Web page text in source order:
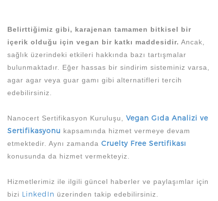
Belirttiğimiz gibi, karajenan tamamen bitkisel bir
içerik olduğu için vegan bir katkı maddesidir. Ancak,
sağlık üzerindeki etkileri hakkında bazı tartışmalar
bulunmaktadır. Eğer hassas bir sindirim sisteminiz varsa,
agar agar veya guar gamı gibi alternatifleri tercih
edebilirsiniz.
Nanocert Sertifikasyon Kuruluşu, Vegan Gıda Analizi ve
Sertifikasyonu kapsamında hizmet vermeye devam
etmektedir. Aynı zamanda Cruelty Free Sertifikası
konusunda da hizmet vermekteyiz.
Hizmetlerimiz ile ilgili güncel haberler ve paylaşımlar için
bizi LinkedIn üzerinden takip edebilirsiniz.